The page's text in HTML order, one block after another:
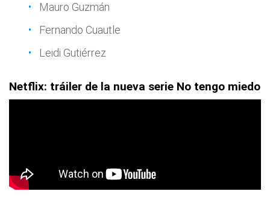
Mauro Guzmán
Fernando Cuautle
Leidi Gutiérrez
Netflix: tráiler de la nueva serie No tengo miedo